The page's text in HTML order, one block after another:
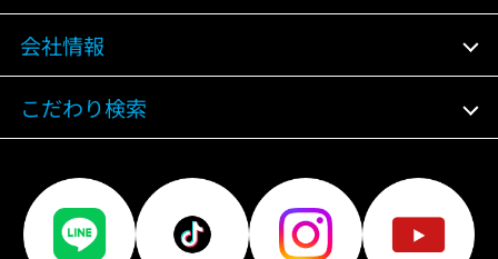
会社情報
こだわり検索